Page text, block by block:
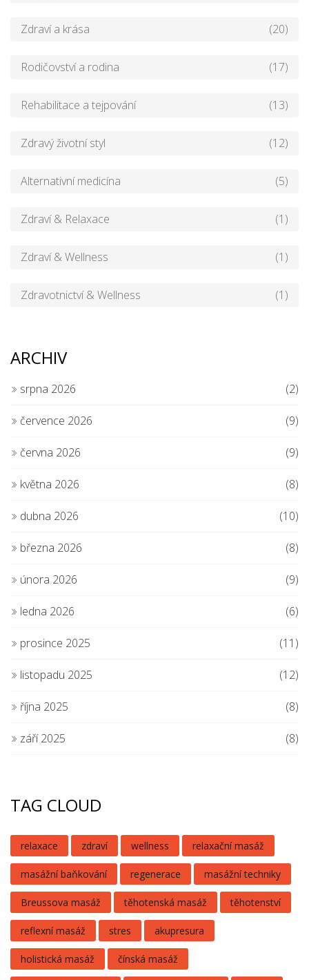
Zdraví a krása (20)
Rodičovství a rodina (17)
Rehabilitace a tejpování (13)
Zdravý životní styl (12)
Alternativní medicína (5)
Zdraví & Relaxace (1)
Zdraví & Wellness (1)
Zdravotnictví & Wellness (1)
ARCHIV
srpna 2026 (2)
července 2026 (9)
června 2026 (9)
května 2026 (8)
dubna 2026 (10)
března 2026 (8)
února 2026 (9)
ledna 2026 (6)
prosince 2025 (11)
listopadu 2025 (12)
října 2025 (8)
září 2025 (8)
TAG CLOUD
relaxace zdraví wellness relaxační masáž
masážní baňkování regenerace masážní techniky
Breussova masáž těhotenská masáž těhotenství
reflexní masáž stres akupresura
holistická masáž čínská masáž